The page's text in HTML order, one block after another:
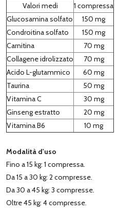
Valori medi
1 compressa
Glucosamina solfato
150 mg
Condroitina solfato
150 mg
Carnitina
70 mg
Collagene idrolizzato
70 mg
Acido L-glutammico
60 mg
Taurina
50 mg
Vitamina C
30 mg
Ginseng estratto
20 mg
Vitamina B6
10 mg
Modalità d'uso
Fino a 15 kg: 1 compressa.
Da 15 a 30 kg: 2 compresse.
Da 30 a 45 kg: 3 compresse.
Oltre 45 kg: 4 compresse.